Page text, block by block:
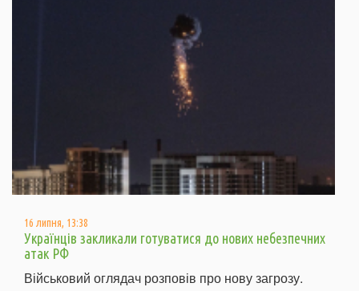
16 липня, 13:38
Українців закликали готуватися до нових небезпечних
атак РФ
Військовий оглядач розповів про нову загрозу.